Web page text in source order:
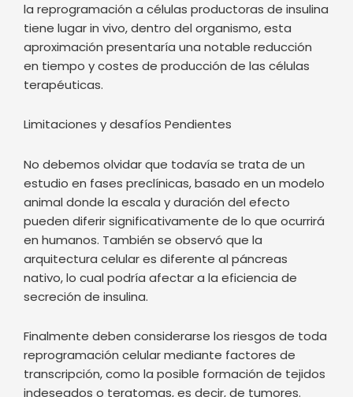
la reprogramación a células productoras de insulina
tiene lugar in vivo, dentro del organismo, esta
aproximación presentaría una notable reducción
en tiempo y costes de producción de las células
terapéuticas.
Limitaciones y desafíos Pendientes
No debemos olvidar que todavía se trata de un
estudio en fases preclínicas, basado en un modelo
animal donde la escala y duración del efecto
pueden diferir significativamente de lo que ocurrirá
en humanos. También se observó que la
arquitectura celular es diferente al páncreas
nativo, lo cual podría afectar a la eficiencia de
secreción de insulina.
Finalmente deben considerarse los riesgos de toda
reprogramación celular mediante factores de
transcripción, como la posible formación de tejidos
indeseados o teratomas, es decir, de tumores.